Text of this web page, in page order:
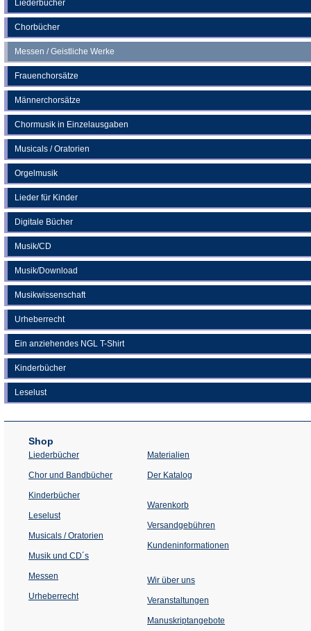
Liederbücher
Chorbücher
Messen / Geistliche Werke
Frauenchorsätze
Männerchorsätze
Chormusik in Einzelausgaben
Musicals / Oratorien
Orgelmusik
Lieder für Kinder
Digitale Bücher
Musik/CD
Musik/Download
Musikwissenschaft
Urheberrecht
Ein anziehendes NGL T-Shirt
Kinderbücher
Leselust
Tab)
neuen
Shop
Liederbücher
Chor und Bandbücher
Kinderbücher
Leselust
Musicals / Oratorien
Musik und CD´s
Messen
Urheberrecht
Materialien
Der Katalog
Warenkorb
Versandgebühren
Kundeninformationen
Wir über uns
Veranstaltungen
einem
Manuskriptangebote